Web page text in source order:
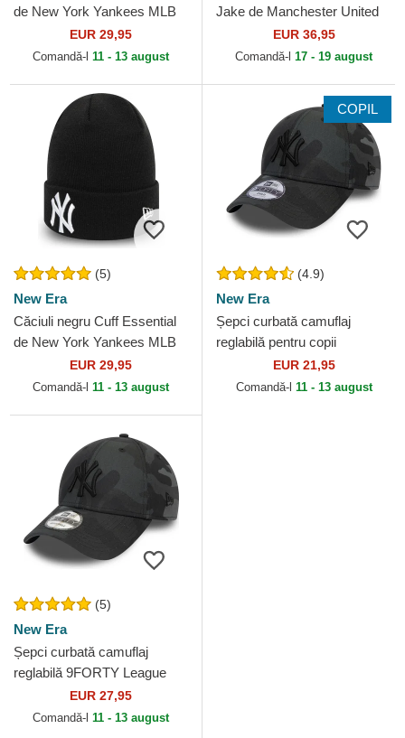
de New York Yankees MLB
de New EraEUR 29,95
Comandă-l 11 - 13 august
Jake de Manchester United
Football Club Premier League
de New Era
EUR 36,95
Comandă-l 17 - 19 august
(5)
New Era
Căciuli negru Cuff Essential
de New York Yankees MLB
de New EraEUR 29,95
Comandă-l 11 - 13 august
COPIL
(4.9)
New Era
Șepci curbată camuflaj
reglabilă pentru copii
9FORTY League Essential
de New York Yankees MLB
EUR 21,95
Comandă-l 11 - 13 august
(5)
New Era
Șepci curbată camuflaj
reglabilă 9FORTY League
Essential de New York
Yankees MLB de New Era
EUR 27,95
Comandă-l 11 - 13 august